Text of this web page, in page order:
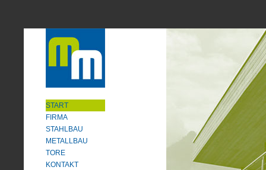
START
FIRMA
STAHLBAU
METALLBAU
TORE
KONTAKT